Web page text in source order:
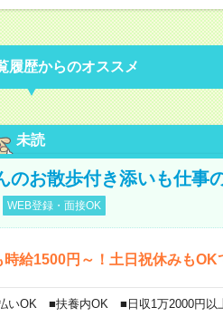
履歴からのオススメ
未読
のお散歩付き添いも仕事
WEB登録・面接OK
給1500円～！土日祝休みもOK
いOK ■扶養内OK ■日収1万2000円以